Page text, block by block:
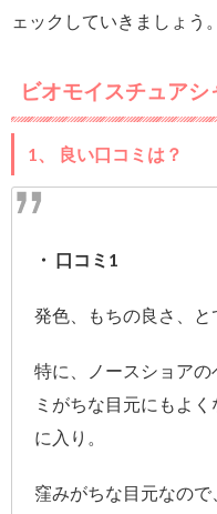
ェックしていきましょう。
ビオモイスチュア
1、 良い口コミは？
・ 口コミ1
発色、もちの良さ、と
特に、ノースショア
ミがちな目元にもよ
に入り。
窪みがちな目元なの